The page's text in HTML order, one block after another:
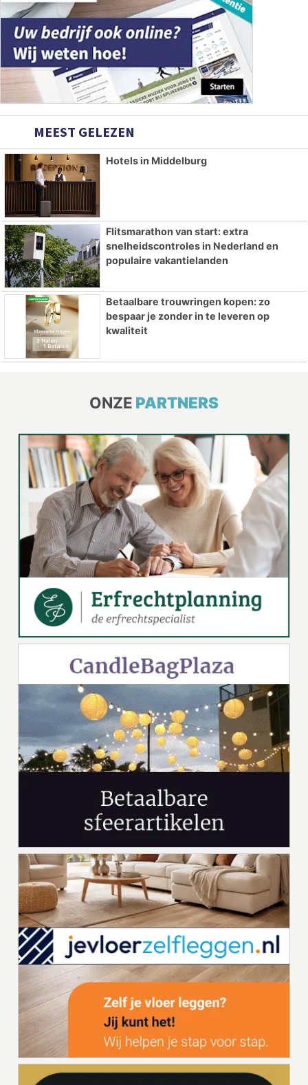
MEEST GELEZEN
Hotels in Middelburg
Flitsmarathon van start: extra
snelheidscontroles in Nederland en
populaire vakantielanden
Betaalbare trouwringen kopen: zo
bespaar je zonder in te leveren op
kwaliteit
ONZE PARTNERS